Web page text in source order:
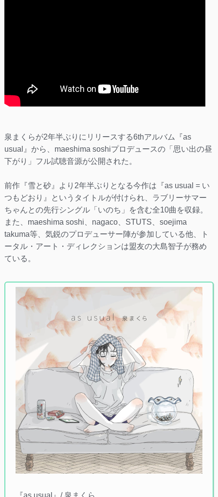
泉まくらが2年半ぶりにリリースする6thアルバム『as
usual』から、maeshima soshiプロデュースの「思い出の昼
下がり」フル試聴音源が公開された。
前作『雪と砂』より2年半ぶりとなる今作は『as usual = い
つもどおり』というタイトルが付けられ、ラブリーサマー
ちゃんとの先行シングル「いのち」を含む全10曲を収録。
また、maeshima soshi、nagaco、STUTS、soejima
takuma等、気鋭のプロデューサー陣が参加している他、ト
ータル・アート・ディレクションは盟友の大島智子が務め
ている。
『as usual』/ 泉まくら